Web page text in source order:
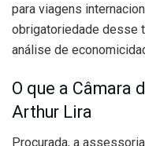
para viagens
obrigatoriedade desse
análise de
O que a Câmara
Arthur Lira
Procurada, a